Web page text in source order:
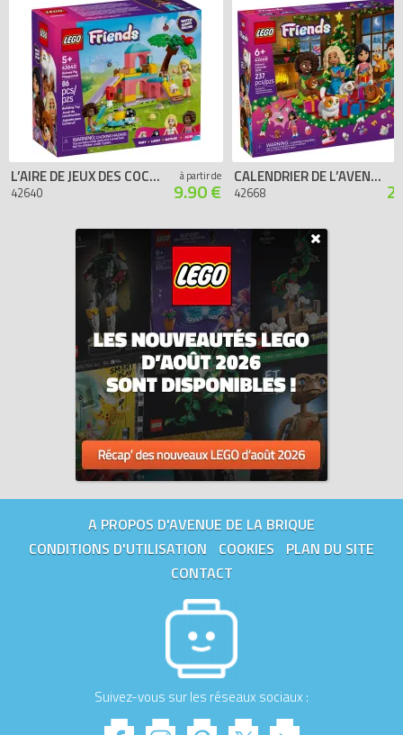
L’AIRE DE JEUX DES COCHONS D’INDE
42640
à partir de
9.90 €
CALENDRIER DE L’AVENT LEGO FRIENDS 2025
42668
A PROPOS D'AVENUE DE LA BRIQUE
CONDITIONS D'UTILISATION
COOKIES
PLAN DU SITE
CONTACT
Suivez-vous sur les réseaux sociaux :